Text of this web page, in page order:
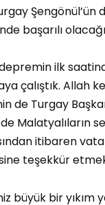
başarılı
ilk
çalıştık. Allah
de Turgay
Malatyalıların
itibaren
teşekkür
büyük bir yıkım